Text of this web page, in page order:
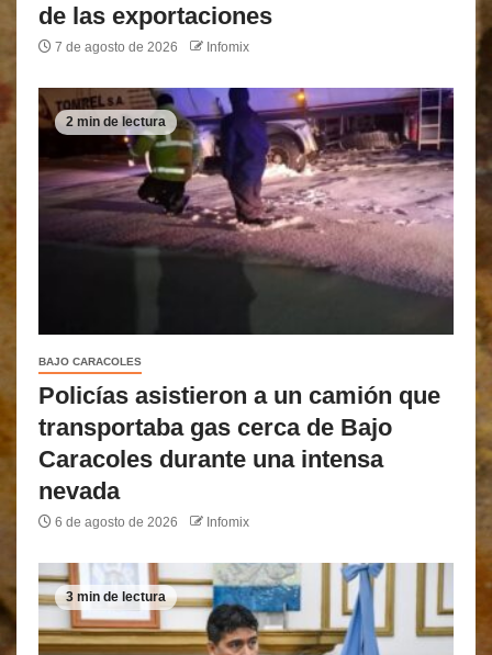
de las exportaciones
7 de agosto de 2026 Infomix
2 min de lectura
BAJO CARACOLES
Policías asistieron a un camión que
transportaba gas cerca de Bajo
Caracoles durante una intensa
nevada
6 de agosto de 2026 Infomix
3 min de lectura